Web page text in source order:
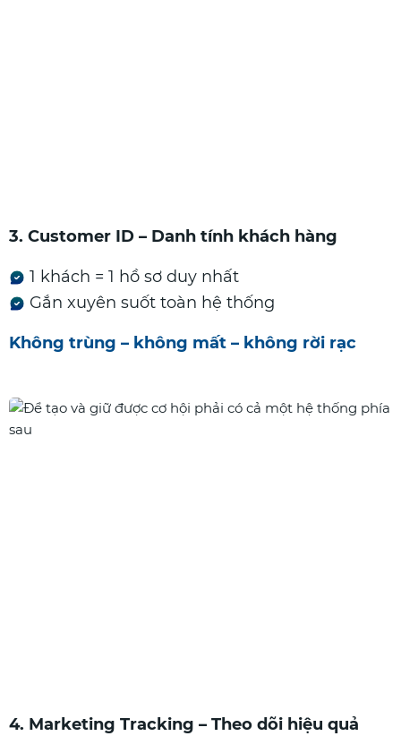
3. Customer ID – Danh tính khách hàng
1 khách = 1 hồ sơ duy nhất
Gắn xuyên suốt toàn hệ thống
Không trùng – không mất – không rời rạc
4. Marketing Tracking – Theo dõi hiệu quả